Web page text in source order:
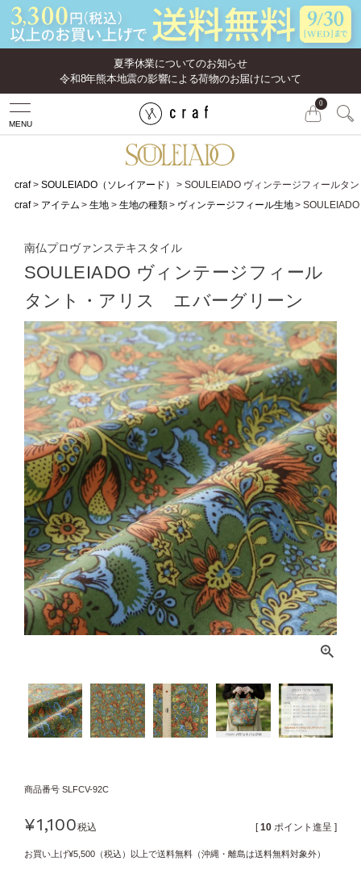
夏季休業についてのお知らせ
令和8年熊本地震の影響による荷物のお届けについて
MENU
0
craf SOULEIADO（ソレイアード）
SOULEIADO ヴィンテージフィールタ
craf
アイテム 生地 生地の種類 ヴィンテージフィール生地
南仏プロヴァンステキスタイル
SOULEIADO ヴィンテージフィール
タント・アリス エバーグリーン
商品番号 SLFCV-92C
¥1,100税込 [ 10 ポイント進呈 ]
お買い上げ¥5,500（税込）以上で送料無料（沖縄・離島は送料無料対象外）